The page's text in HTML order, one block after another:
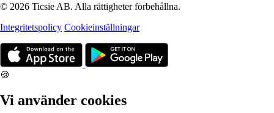
© 2026 Ticsie AB. Alla rättigheter förbehållna.
Integritetspolicy Cookieinställningar
🍪
Vi använder cookies